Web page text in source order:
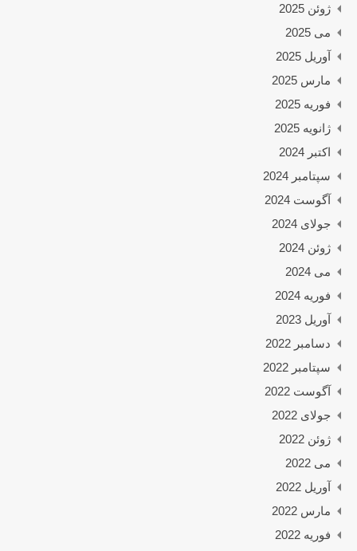
ژوئن 2025
می 2025
آوریل 2025
مارس 2025
فوریه 2025
ژانویه 2025
اکتبر 2024
سپتامبر 2024
آگوست 2024
جولای 2024
ژوئن 2024
می 2024
فوریه 2024
آوریل 2023
دسامبر 2022
سپتامبر 2022
آگوست 2022
جولای 2022
ژوئن 2022
می 2022
آوریل 2022
مارس 2022
فوریه 2022